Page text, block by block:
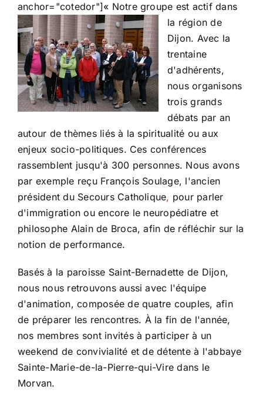
anchor="cotedor"]« Notre groupe est actif dans
la région de
Dijon. Avec la
trentaine
d'adhérents,
nous organisons
trois grands
débats par an
autour de thèmes liés à la spiritualité ou aux
enjeux socio-politiques. Ces conférences
rassemblent jusqu'à 300 personnes. Nous avons
par exemple reçu François Soulage, l'ancien
président du Secours Catholique, pour parler
d'immigration ou encore le neuropédiatre et
philosophe Alain de Broca, afin de réfléchir sur la
notion de performance.
Basés à la paroisse Saint-Bernadette de Dijon,
nous nous retrouvons aussi avec l'équipe
d'animation, composée de quatre couples, afin
de préparer les rencontres. À la fin de l'année,
nos membres sont invités à participer à un
weekend de convivialité et de détente à l'abbaye
Sainte-Marie-de-la-Pierre-qui-Vire dans le
Morvan.